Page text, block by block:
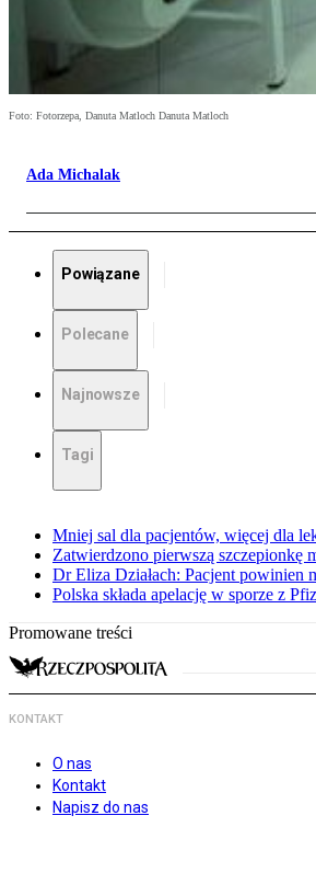
Foto: Fotorzepa, Danuta Matloch Danuta Matloch
Ada Michalak
Powiązane
Polecane
Najnowsze
Tagi
Mniej sal dla pacjentów, więcej dla
Zatwierdzono pierwszą szczepionkę
Dr Eliza Działach: Pacjent powinien
Polska składa apelację w sporze z
Promowane treści
KONTAKT
O nas
Kontakt
Napisz do nas